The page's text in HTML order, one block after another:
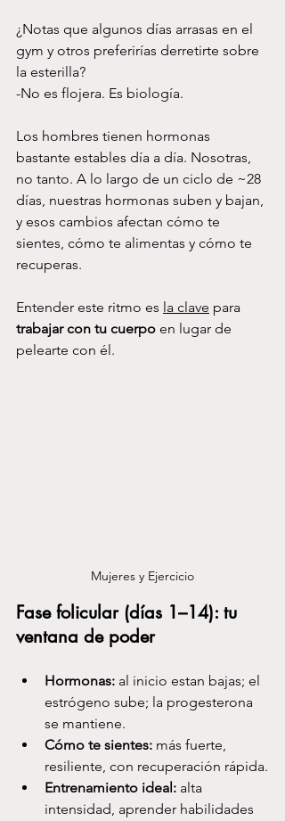
¿Notas que algunos días arrasas en el
gym y otros preferirías derretirte sobre
la esterilla?
-No es flojera. Es biología.
Los hombres tienen hormonas
bastante estables día a día. Nosotras,
no tanto. A lo largo de un ciclo de ~28
días, nuestras hormonas suben y bajan,
y esos cambios afectan cómo te
sientes, cómo te alimentas y cómo te
recuperas.
Entender este ritmo es la clave para
trabajar con tu cuerpo en lugar de
pelearte con él.
Mujeres y Ejercicio
Fase folicular (días 1–14): tu
ventana de poder
Hormonas: al inicio estan bajas; el
estrógeno sube; la progesterona
se mantiene.
Cómo te sientes: más fuerte,
resiliente, con recuperación rápida.
Entrenamiento ideal: alta
intensidad, aprender habilidades